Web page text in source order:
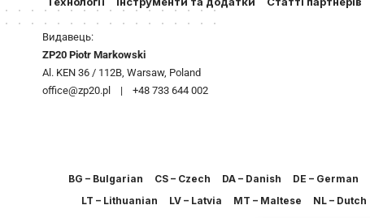
Видавець:
ZP20 Piotr Markowski
Al. KEN 36 / 112B, Warsaw, Poland
office@zp20.pl | +48 733 644 002
BG – Bulgarian CS – Czech DA – Danish DE – German
LT – Lithuanian
LV – Latvia MT – Maltese NL – Dutch